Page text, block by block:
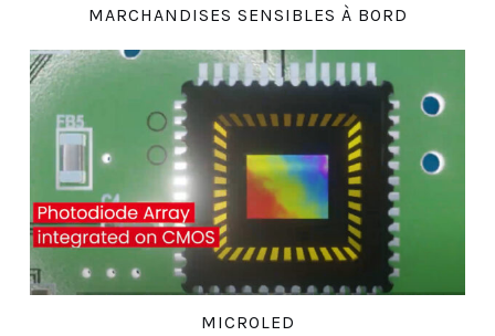
MARCHANDISES SENSIBLES À BORD
MICROLED